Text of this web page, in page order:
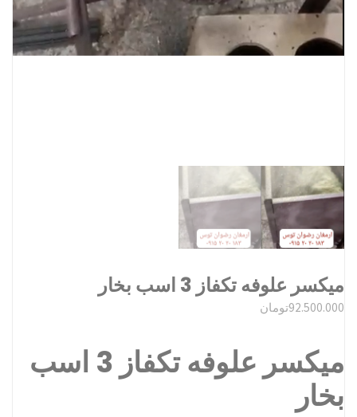
میکسر علوفه تکفاز 3 اسب بخار
92.500.000تومان
میکسر علوفه تکفاز 3 اسب
بخار